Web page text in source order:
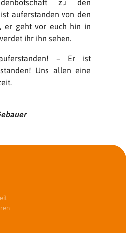
zu den
ist auferstanden von den
er geht vor euch hin in
ihr ihn sehen.
– Er ist
Uns allen eine